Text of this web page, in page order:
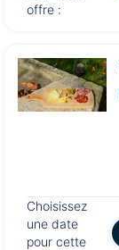
offre :
Choisissez
une date
pour cette